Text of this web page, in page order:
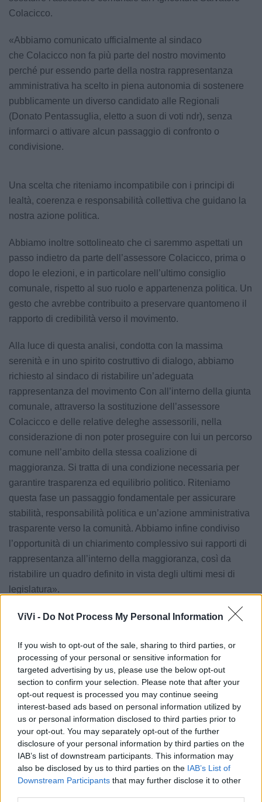
ViVi - Do Not Process My Personal Information
If you wish to opt-out of the sale, sharing to third parties, or
processing of your personal or sensitive information for
targeted advertising by us, please use the below opt-out
section to confirm your selection. Please note that after your
opt-out request is processed you may continue seeing
interest-based ads based on personal information utilized by
us or personal information disclosed to third parties prior to
your opt-out. You may separately opt-out of the further
disclosure of your personal information by third parties on the
IAB’s list of downstream participants. This information may
also be disclosed by us to third parties on the IAB’s List of
Downstream Participants that may further disclose it to other
Colacicco.
«Abbiamo comunicato ufficialmente al sindaco
che Colacicco non fa più parte del nostro movimento
perché pur essendo parte della nostra rappresentanza
amministrativa ha scelto in piena autonomia di sostenere
pubblicamente un diverso candidato alle Regionali
(Donato Pentassuglia, eletto a suon di voti ndr), senza
informarci o attivare alcun passaggio di confronto o
condivisione.
Una scelta che riteniamo incompatibile con i principi di
lealtà, coerenza e responsabilità collettiva che guidano la
nostra azione politica.
Abbiamo inoltre sottolineato che ci saremmo aspettati un
passo indietro da parte dell’assessore Colacicco, prima o
dopo le elezioni, e in particolare nell’ultimo consiglio
comunale, rispetto al suo ruolo e appartenenza politica. Un
gesto che avrebbe contribuito a preservare quantomeno il
rapporto di credibilità verso il movimento.
Alla luce di questa analisi, condotta con la massima
serenità e in uno spirito costruttivo di dialogo, abbiamo
richiesto al sindaco di ristabilire un’adeguata
rappresentanza del movimento Con all’interno della giunta
comunale, attraverso la sostituzione dell’assessore
Colacicco e delle relative deleghe assessorili, nella
considerazione di non poter proseguire con lui un percorso
comune nell’ambito della stessa coalizione di
maggioranza. Si tratta di una condizione necessaria per
garantire trasparenza ed equilibrio politico. Riteniamo
questa fase un passaggio fondamentale per assicurare
stabilità, responsabilità politica e un’azione amministrativa
trasparente verso la comunità. Abbiamo infine condiviso
l’opportunità di un chiarimento complessivo sui rapporti di
rappresentanza all’interno della maggioranza, così da
ristabilire un quadro definito in vista degli ultimi mesi di
legislatura».
Una bella gatta da pelare per il sindaco Frigiola che ora
decisione ufficiale: «Le determinazioni del sindaco - ha
chiarito il gruppo Con - ci verranno comunicate entro una
settimana nel corso di un nuovo incontro tra le parti».
Le notizie del giorno sul tuo smartphone
Ricevi gratuitamente ogni giorno le notizie della tua
città direttamente sul tuo smartphone. Scarica Telegram
clicca qui